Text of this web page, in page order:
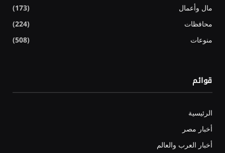
مال وأعمال
(173)
محافظات
(224)
منوعات
(508)
قوائم
الرئيسية
أخبار مصر
أخبار العرب والعالم